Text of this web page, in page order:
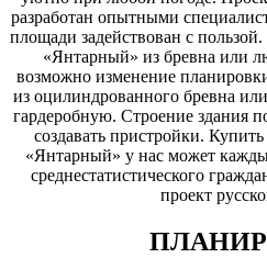
разработан опытными
площади задействован с
«Янтарный» из бревна или
возможно изменение
из оцилиндрованного бревна
гардеробную. Строение здания
создавать пристройки.
«Янтарный» у нас может
среднестатистического
проект